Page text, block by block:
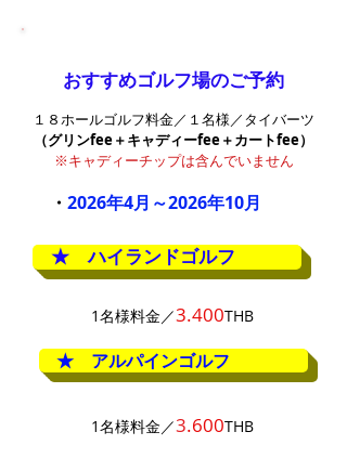
おすすめゴルフ場のご予約
１８ホールゴルフ料金／１名様／タイバーツ
（グリンfee＋キャディーfee＋カートfee）
※キャディーチップは含んでいません
​ ・ 2026年4月～2026年10月
★ ハイランドゴルフ
1名様料金／3.400THB
★ アルパインゴルフ
1名様料金／3.600THB